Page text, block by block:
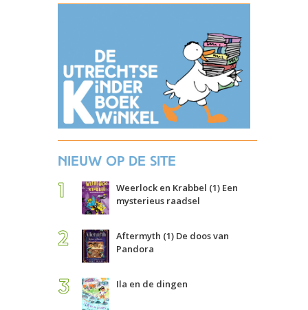
Nieuw op de site
Weerlock en Krabbel (1) Een
mysterieus raadsel
Aftermyth (1) De doos van
Pandora
Ila en de dingen